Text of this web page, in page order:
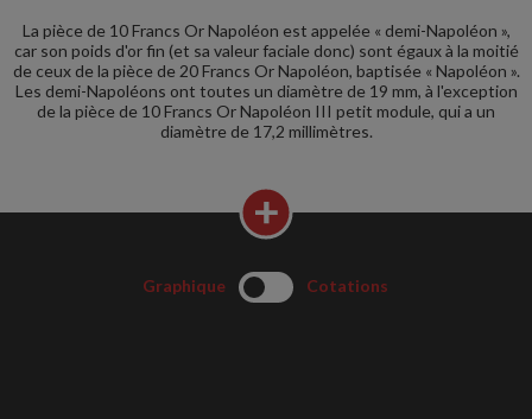
La pièce de 10 Francs Or Napoléon est appelée « demi-Napoléon »,
car son poids d'or fin (et sa valeur faciale donc) sont égaux à la moitié
de ceux de la pièce de 20 Francs Or Napoléon, baptisée « Napoléon ».
Les demi-Napoléons ont toutes un diamètre de 19 mm, à l'exception
de la pièce de 10 Francs Or Napoléon III petit module, qui a un
diamètre de 17,2 millimètres.
Graphique Cotations